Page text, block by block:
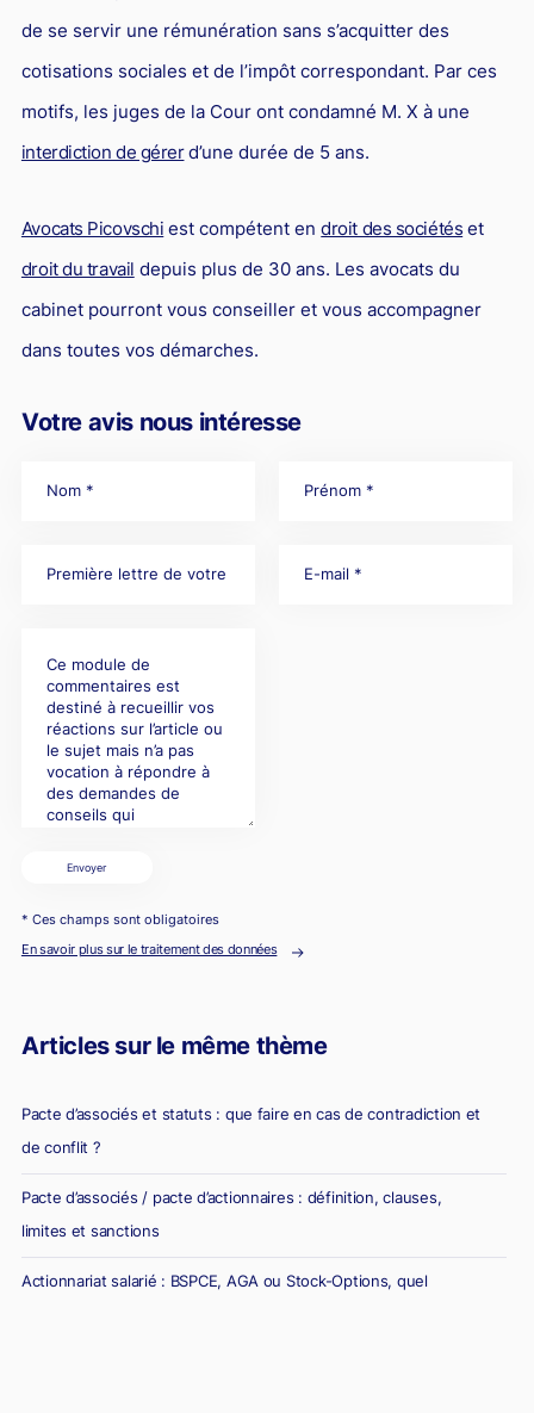
de se servir une rémunération sans s’acquitter des
cotisations sociales et de l’impôt correspondant. Par ces
motifs, les juges de la Cour ont condamné M. X à une
interdiction de gérerd’une durée de 5 ans.
Avocats Picovschi est compétent endroit des sociétés et
droit du travail depuis plus de 30 ans. Les avocats du
cabinet pourront vous conseiller et vous accompagner
dans toutes vos démarches.
Votre avis nous intéresse
Envoyer
* Ces champs sont obligatoires
En savoir plus sur le traitement des données
Articles sur le même thème
Pacte d’associés et statuts : que faire en cas de contradiction et
de conflit ?
Pacte d’associés / pacte d’actionnaires : définition, clauses,
limites et sanctions
Actionnariat salarié : BSPCE, AGA ou Stock-Options, quel